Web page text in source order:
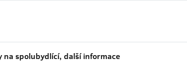
na spolubydlící, další informace